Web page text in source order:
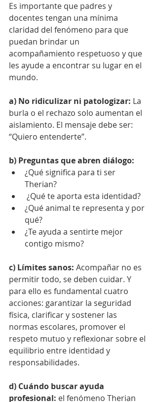
Es importante que padres y
docentes tengan una mínima
claridad del fenómeno para que
puedan brindar un
acompañamiento respetuoso y que
les ayude a encontrar su lugar en el
mundo.
a) No ridiculizar ni patologizar: La
burla o el rechazo solo aumentan el
aislamiento. El mensaje debe ser:
“Quiero entenderte”.
b) Preguntas que abren diálogo:
¿Qué significa para ti ser
Therian?
¿Qué te aporta esta identidad?
¿Qué animal te representa y por
qué?
¿Te ayuda a sentirte mejor
contigo mismo?
c) Límites sanos: Acompañar no es
permitir todo, se deben cuidar. Y
para ello es fundamental cuatro
acciones: garantizar la seguridad
física, clarificar y sostener las
normas escolares, promover el
respeto mutuo y reflexionar sobre el
equilibrio entre identidad y
responsabilidades.
d) Cuándo buscar ayuda
profesional: el fenómeno Therian